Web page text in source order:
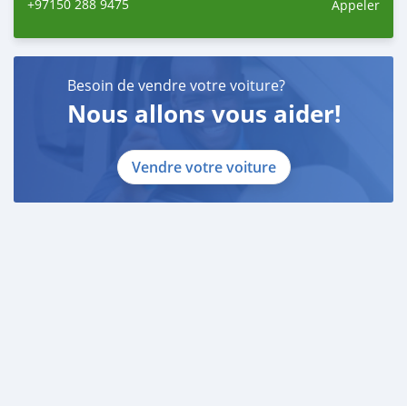
+97150 288 9475 Appeler
Besoin de vendre votre voiture?
Nous allons vous aider!
Vendre votre voiture